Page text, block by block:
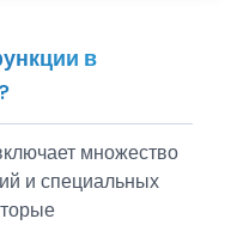
в
множество
и специальных